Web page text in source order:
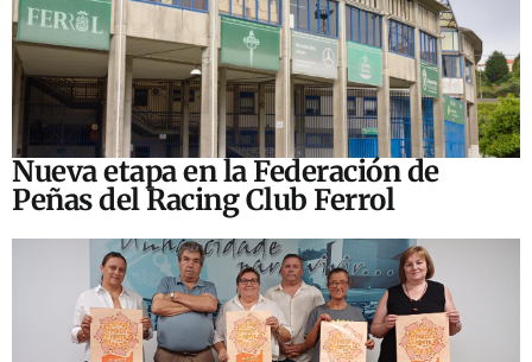
Nueva etapa en la Federación de
Peñas del Racing Club Ferrol